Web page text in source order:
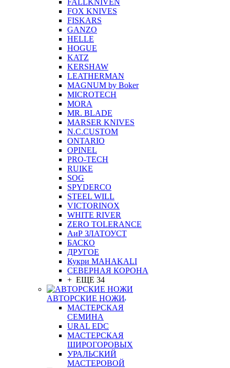
FALLKNIVEN
FOX KNIVES
FISKARS
GANZO
HELLE
HOGUE
KATZ
KERSHAW
LEATHERMAN
MAGNUM by Boker
MICROTECH
MORA
MR. BLADE
MARSER KNIVES
N.C.CUSTOM
ONTARIO
OPINEL
PRO-TECH
RUIKE
SOG
SPYDERCO
STEEL WILL
VICTORINOX
WHITE RIVER
ZERO TOLERANCE
АиР ЗЛАТОУСТ
БАСКО
ДРУГОЕ
Кукри MAHAKALI
СЕВЕРНАЯ КОРОНА
+ ЕЩЕ 34
АВТОРСКИЕ НОЖИ
МАСТЕРСКАЯ
СЕМИНА
URAL EDC
МАСТЕРСКАЯ
ШИРОГОРОВЫХ
УРАЛЬСКИЙ
МАСТЕРОВОЙ